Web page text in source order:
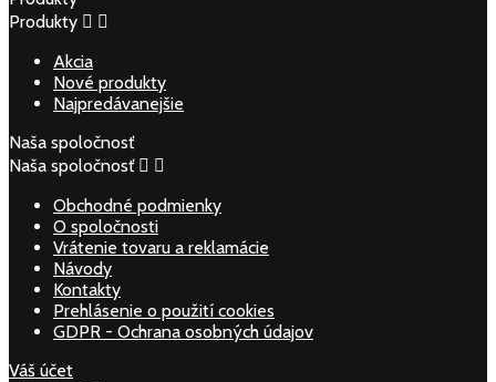
Produkty  
Akcia
Nové produkty
Najpredávanejšie
Naša spoločnosť
Naša spoločnosť  
Obchodné podmienky
O spoločnosti
Vrátenie tovaru a reklamácie
Návody
Kontakty
Prehlásenie o použití cookies
GDPR - Ochrana osobných údajov
Váš účet